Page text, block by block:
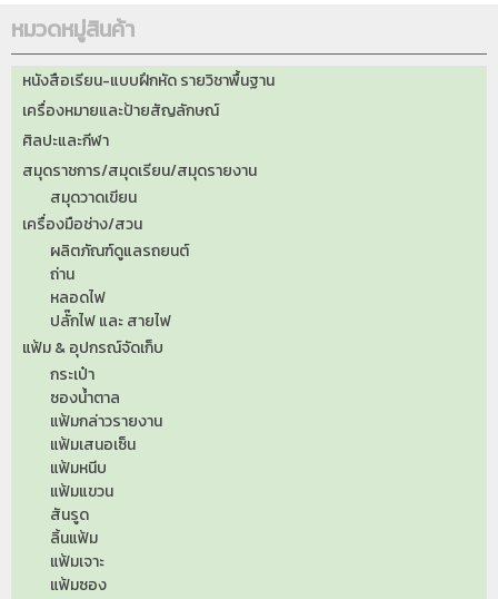
หมวดหมู่สินค้า
หนังสือเรียน-แบบฝึกหัด รายวิชาพื้นฐาน
เครื่องหมายและป้ายสัญลักษณ์
ศิลปะและกีฬา
สมุดราชการ/สมุดเรียน/สมุดรายงาน
สมุดวาดเขียน
เครื่องมือช่าง/สวน
ผลิตภัณฑ์ดูแลรถยนต์
ถ่าน
หลอดไฟ
ปลั๊กไฟ และ สายไฟ
แฟ้ม & อุปกรณ์จัดเก็บ
กระเป๋า
ซองน้ำตาล
แฟ้มกล่าวรายงาน
แฟ้มเสนอเซ็น
แฟ้มหนีบ
แฟ้มแขวน
สันรูด
ลิ้นแฟ้ม
แฟ้มเจาะ
แฟ้มซอง